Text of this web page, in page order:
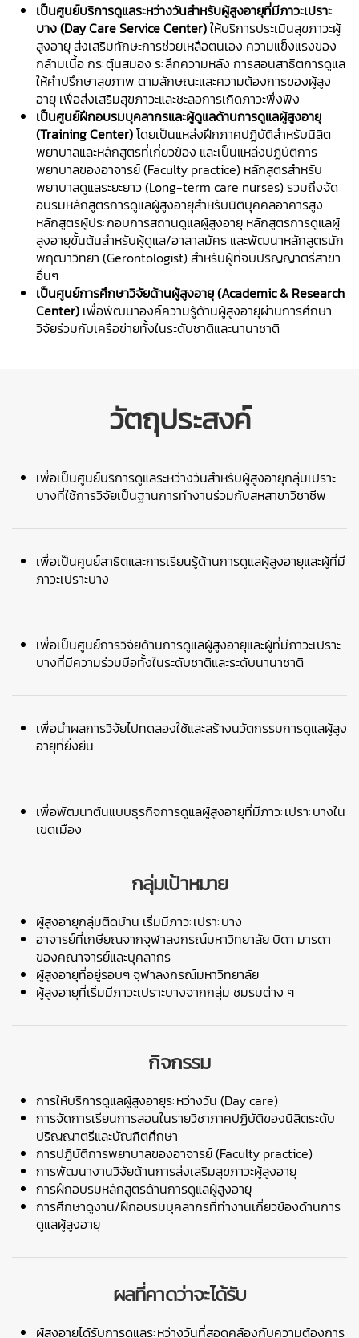
เป็นศูนย์บริการดูแลระหว่างวันสำหรับผู้สูงอายุที่มีภาวะเปราะ
บาง(Day CareService Center)ให้บริการประเมินสุขภาวะผู้
สูงอายุ ส่งเสริมทักษะการช่วยเหลือตนเอง ความแข็งแรงของ
กล้ามเนื้อ กระตุ้นสมอง ระลึกความหลัง การสอนสาธิตการดูแล
ให้คำปรึกษาสุขภาพ ตามลักษณะและความต้องการของผู้สูง
อายุ เพื่อส่งเสริมสุขภาวะและชะลอการเกิดภาวะพึ่งพิง
เป็นศูนย์ฝึกอบรมบุคลากรและผู้ดูแลด้านการดูแลผู้สูงอายุ
(Training Center)โดยเป็นแหล่งฝึกภาคปฏิบัติสำหรับนิสิต
พยาบาลและหลักสูตรที่เกี่ยวข้อง และเป็นแหล่งปฏิบัติการ
พยาบาลของอาจารย์ (Faculty practice) หลักสูตรสำหรับ
พยาบาลดูแลระยะยาว (Long-term care nurses)รวมถึงจัด
อบรมหลักสูตรการดูแลผู้สูงอายุสำหรับนิติบุคคลอาคารสูง
หลักสูตรผู้ประกอบการสถานดูแลผู้สูงอายุ หลักสูตรการดูแลผู้
สูงอายุขั้นต้นสำหรับผู้ดูแล/อาสาสมัคร และพัฒนาหลักสูตรนัก
พฤฒาวิทยา (Gerontologist)สำหรับผู้ที่จบปริญญาตรีสาขา
อื่นๆ
เป็นศูนย์การศึกษาวิจัยด้านผู้สูงอายุ(Academic & Research
Center) เพื่อพัฒนาองค์ความรู้ด้านผู้สูงอายุผ่านการศึกษา
วิจัยร่วมกับเครือข่ายทั้งในระดับชาติและนานาชาติ
วัตถุประสงค์
เพื่อเป็นศูนย์บริการดูแลระหว่างวันสำหรับผู้สูงอายุกลุ่มเปราะ
บางที่ใช้การวิจัยเป็นฐานการทำงานร่วมกับสหสาขาวิชาชีพ
เพื่อเป็นศูนย์สาธิตและการเรียนรู้ด้านการดูแลผู้สูงอายุและผู้ที่มี
ภาวะเปราะบาง
เพื่อเป็นศูนย์การวิจัยด้านการดูแลผู้สูงอายุและผู้ที่มีภาวะเปราะ
บางที่มีความร่วมมือทั้งในระดับชาติและระดับนานาชาติ
เพื่อนำผลการวิจัยไปทดลองใช้และสร้างนวัตกรรมการดูแลผู้สูง
อายุที่ยั่งยืน
เพื่อพัฒนาต้นแบบธุรกิจการดูแลผู้สูงอายุที่มีภาวะเปราะบางใน
เขตเมือง
กลุ่มเป้าหมาย
ผู้สูงอายุกลุ่มติดบ้าน เริ่มมีภาวะเปราะบาง
อาจารย์ที่เกษียณจากจุฬาลงกรณ์มหาวิทยาลัย บิดา มารดา
ของคณาจารย์และบุคลากร
ผู้สูงอายุที่อยู่รอบๆ จุฬาลงกรณ์มหาวิทยาลัย
ผู้สูงอายุที่เริ่มมีภาวะเปราะบางจากกลุ่ม ชมรมต่าง ๆ
กิจกรรม
การให้บริการดูแลผู้สูงอายุระหว่างวัน (Day care)
การจัดการเรียนการสอนในรายวิชาภาคปฏิบัติของนิสิตระดับ
ปริญญาตรีและบัณฑิตศึกษา
การปฏิบัติการพยาบาลของอาจารย์ (Faculty practice)
การพัฒนางานวิจัยด้านการส่งเสริมสุขภาวะผู้สูงอายุ
การฝึกอบรมหลักสูตรด้านการดูแลผู้สูงอายุ
การศึกษาดูงาน/ฝึกอบรมบุคลากรที่ทำงานเกี่ยวข้องด้านการ
ดูแลผู้สูงอายุ
ผลที่คาดว่าจะได้รับ
ผู้สูงอายุได้รับการดูแลระหว่างวันที่สอดคล้องกับความต้องการ